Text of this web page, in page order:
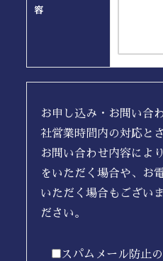
容
お申し込み・お問い合
社営業時間内の対応と
お問い合わせ内容によ
をいただく場合や、お
いただく場合もござい
ださい。
スパムメール防止